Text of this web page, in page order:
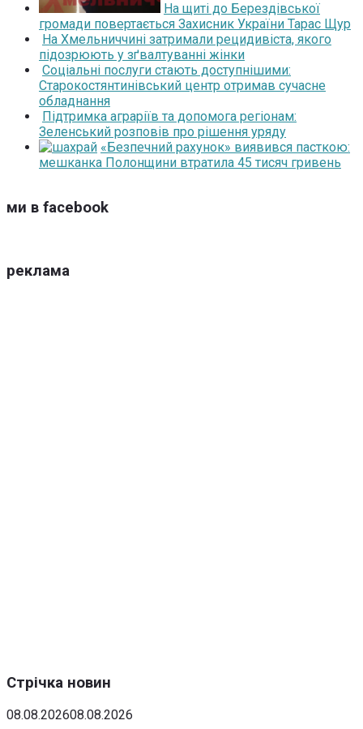
На щиті до Берездівської
громади повертається Захисник України Тарас Щур
На Хмельниччині затримали рецидивіста, якого
підозрюють у зґвалтуванні жінки
Соціальні послуги стають доступнішими:
Старокостянтинівський центр отримав сучасне
обладнання
Підтримка аграріїв та допомога регіонам:
Зеленський розповів про рішення уряду
«Безпечний рахунок» виявився пасткою:
мешканка Полонщини втратила 45 тисяч гривень
ми в facebook
реклама
Стрічка новин
08.08.202608.08.2026